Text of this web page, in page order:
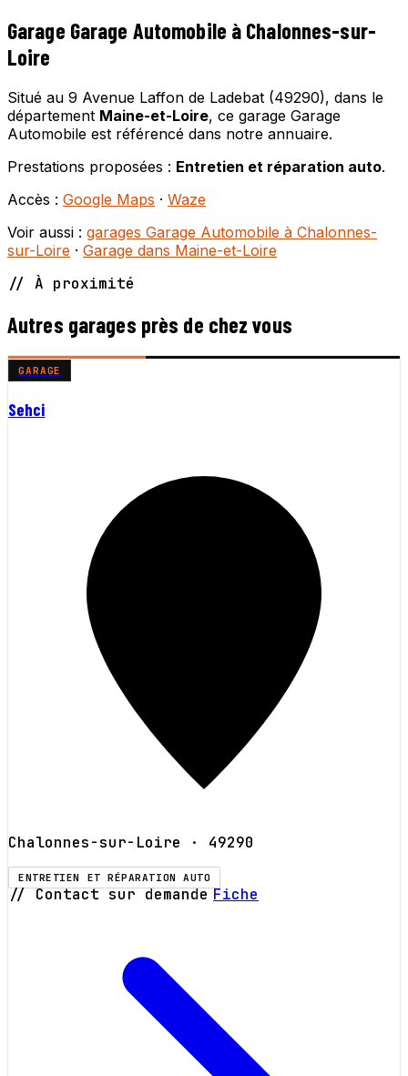
Garage Garage Automobile à Chalonnes-sur-
Loire
Situé au 9 Avenue Laffon de Ladebat (49290), dans le
département Maine-et-Loire, ce garage Garage
Automobile est référencé dans notre annuaire.
Prestations proposées : Entretien et réparation auto.
Accès : Google Maps · Waze
Voir aussi : garages Garage Automobile à Chalonnes-
sur-Loire · Garage dans Maine-et-Loire
// À proximité
Autres garages près de chez vous
GARAGE
Sehci
Chalonnes-sur-Loire · 49290
ENTRETIEN ET RÉPARATION AUTO
// Contact sur demande Fiche